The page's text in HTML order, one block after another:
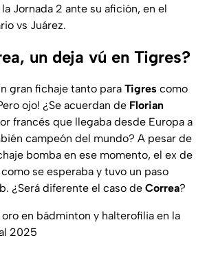
Jornada 2 ante su afición, en el
vs Juárez.
un deja vú en Tigres?
gran fichaje tanto para Tigres como
ojo! ¿Se acuerdan de Florian
francés que llegaba desde Europa a
campeón del mundo? A pesar de
bomba en ese momento, el ex de
se esperaba y tuvo un paso
¿Será diferente el caso de Correa?
en bádminton y halterofilia en la
2025